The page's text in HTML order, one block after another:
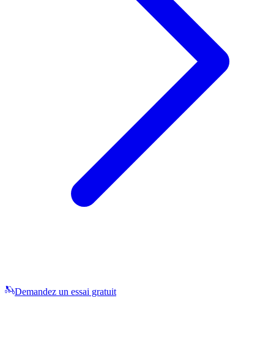
Demandez un essai gratuit